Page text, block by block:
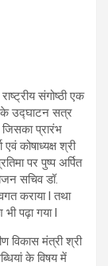
संगोष्ठी एक
के उद्घाटन सत्र
प्रारंभ
कोषाध्यक्ष श्री
पर पुष्प अर्पित
सचिव डॉ.
कराया l तथा
पढ़ा गया l
विकास मंत्री श्री
के विषय में